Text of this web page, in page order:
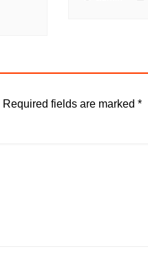
Required fields are marked *